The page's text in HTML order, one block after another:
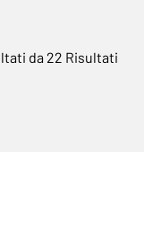
da 22 Risultati